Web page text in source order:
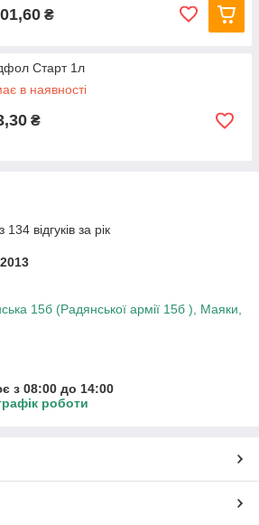
₴
Старт 1л
в наявності
₴
відгуків за рік
15б (Радянської армії 15б ), Маяки,
з 08:00 до 14:00
роботи